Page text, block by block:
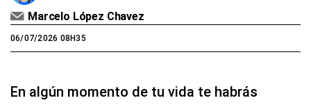
Marcelo López Chavez
06/07/2026 08H35
En algún momento de tu vida te habrás